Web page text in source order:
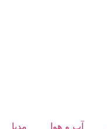
آب‌ و هوا مدیا